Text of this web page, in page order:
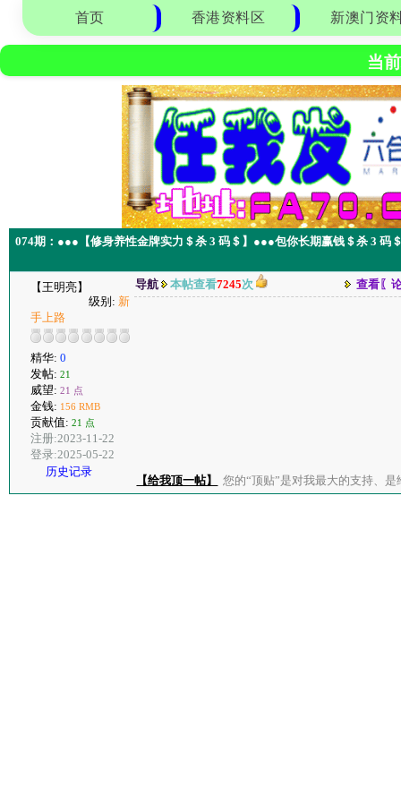
首页 香港资料区 新澳门资
当
074期：●●●【修身养性金牌实力＄杀 3 码＄】●●●包你长期赢钱＄杀 3 码
【王明亮】
级别: 新
手上路
精华: 0
发帖: 21
威望: 21 点
金钱: 156 RMB
贡献值: 21 点
注册:2023-11-22
登录:2025-05-22
历史记录
导航 本帖查看7245次 查看〖
【给我顶一帖】 您的“顶贴”是对我最大的支持、